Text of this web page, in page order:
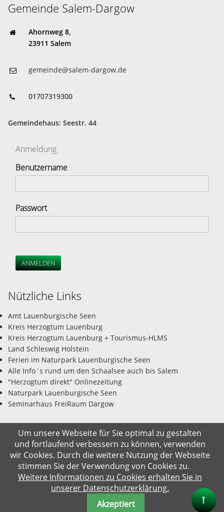
Gemeinde Salem-Dargow
Ahornweg 8,
23911 Salem
gemeinde@salem-dargow.de
01707319300
Gemeindehaus: Seestr. 44
Anmeldung
Benutzername
Passwort
ANMELDEN
Nützliche Links
Amt Lauenburgische Seen
Kreis Herzogtum Lauenburg
Kreis Herzogtum Lauenburg + Tourismus-HLMS
Land Schleswig Holstein
Ferien im Naturpark Lauenburgische Seen
Alle Info`s rund um den Schaalsee auch bis Salem
"Herzogtum direkt" Onlinezeitung
Naturpark Lauenburgische Seen
Seminarhaus FreiRaum Dargow
© Gemeinde Salem-Dargow 06.08.2026
Impressum Datenschutz Kontakt Suche
Um unsere Webseite für Sie optimal zu gestalten
und fortlaufend verbessern zu können, verwenden
wir Cookies. Durch die weitere Nutzung der Webseite
stimmen Sie der Verwendung von Cookies zu.
Weitere Informationen zu Cookies erhalten Sie in
unserer Datenschutzerklärung.
Akzeptiert